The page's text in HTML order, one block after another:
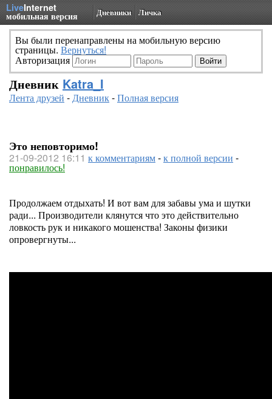
LiveInternet
мобильная версия Дневники Личка
Вы были перенаправлены на мобильную версию
страницы. Вернуться!
Авторизация
Дневник Katra_I
Лента друзей -Дневник-Полная версия
Это неповторимо!
21-09-2012 16:11 к комментариям-к полной версии -
понравилось!
Продолжаем отдыхать! И вот вам для забавы ума и шутки
ради... Производители клянутся что это действительно
ловкость рук и никакого мошенства! Законы физики
опровергнуты...